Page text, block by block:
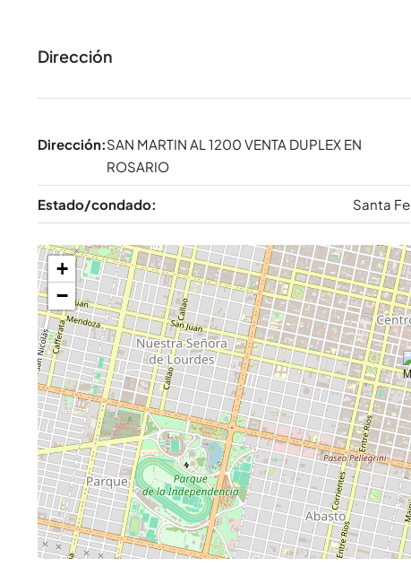
Dirección
Dirección:SAN MARTIN AL 1200 VENTA DUPLEX EN
ROSARIO
Estado/condado: Santa Fe
+
−